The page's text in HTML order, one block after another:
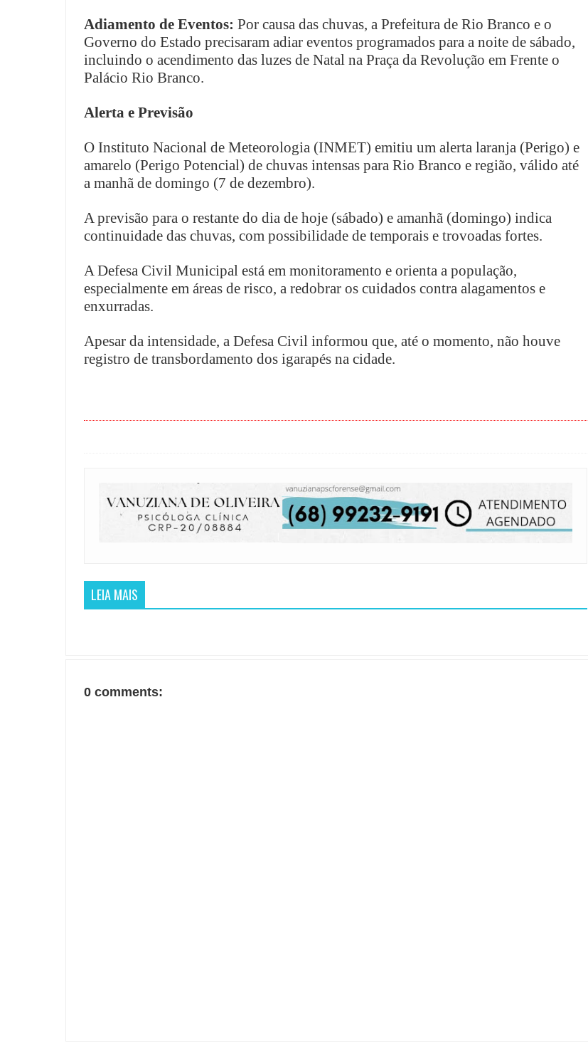
Adiamento de Eventos: Por causa das chuvas, a Prefeitura de Rio Branco e o
Governo do Estado precisaram adiar eventos programados para a noite de sábado,
incluindo o acendimento das luzes de Natal na Praça da Revolução em Frente o
Palácio Rio Branco.
Alerta e Previsão
O Instituto Nacional de Meteorologia (INMET) emitiu um alerta laranja (Perigo) e
amarelo (Perigo Potencial) de chuvas intensas para Rio Branco e região, válido até
a manhã de domingo (7 de dezembro).
A previsão para o restante do dia de hoje (sábado) e amanhã (domingo) indica
continuidade das chuvas, com possibilidade de temporais e trovoadas fortes.
A Defesa Civil Municipal está em monitoramento e orienta a população,
especialmente em áreas de risco, a redobrar os cuidados contra alagamentos e
enxurradas.
Apesar da intensidade, a Defesa Civil informou que, até o momento, não houve
registro de transbordamento dos igarapés na cidade.
LEIA MAIS
0 comments: